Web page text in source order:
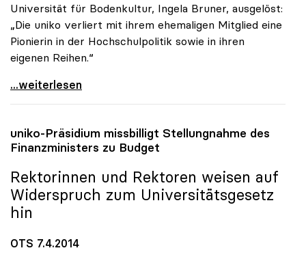
Universität für Bodenkultur, Ingela Bruner, ausgelöst:
„Die uniko verliert mit ihrem ehemaligen Mitglied eine
Pionierin in der Hochschulpolitik sowie in ihren
eigenen Reihen.“
Universitätenkonferenz trauert um Ingela Bruner
...weiterlesen
uniko-Präsidium missbilligt Stellungnahme des
Finanzministers zu Budget
Rektorinnen und Rektoren weisen auf
Widerspruch zum Universitätsgesetz
hin
OTS 7.4.2014